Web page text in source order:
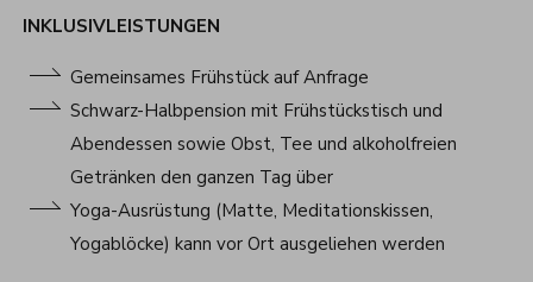
INKLUSIVLEISTUNGEN
Gemeinsames Frühstück auf Anfrage
Schwarz-Halbpension mit Frühstückstisch und
Abendessen sowie Obst, Tee und alkoholfreien
Getränken den ganzen Tag über
Yoga-Ausrüstung (Matte, Meditationskissen,
Yogablöcke) kann vor Ort ausgeliehen werden